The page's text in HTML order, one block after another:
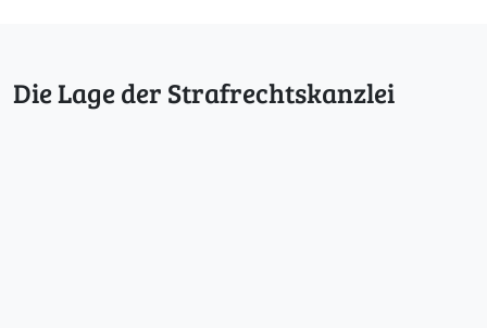
Die Lage der Strafrechtskanzlei